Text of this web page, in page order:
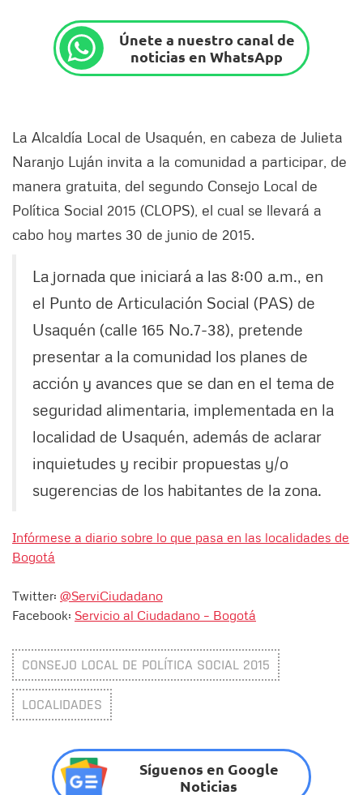
Únete a nuestro canal de
noticias en WhatsApp
La Alcaldía Local de Usaquén, en cabeza de Julieta
Naranjo Luján invita a la comunidad a participar, de
manera gratuita, del segundo Consejo Local de
Política Social 2015 (CLOPS), el cual se llevará a
cabo hoy martes 30 de junio de 2015.
La jornada que iniciará a las 8:00 a.m., en
el Punto de Articulación Social (PAS) de
Usaquén (calle 165 No.7-38), pretende
presentar a la comunidad los planes de
acción y avances que se dan en el tema de
seguridad alimentaria, implementada en la
localidad de Usaquén, además de aclarar
inquietudes y recibir propuestas y/o
sugerencias de los habitantes de la zona.
Infórmese a diario sobre lo que pasa en las localidades de
Bogotá
Twitter: @ServiCiudadano
Facebook: Servicio al Ciudadano – Bogotá
CONSEJO LOCAL DE POLÍTICA SOCIAL 2015
LOCALIDADES
Síguenos en Google
Noticias